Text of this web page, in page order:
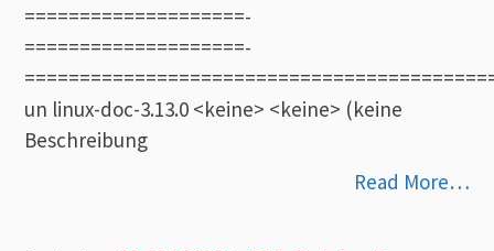
====================-
====================-
un linux-doc-3.13.0 <keine> <keine> (keine
Beschreibung
Read More…